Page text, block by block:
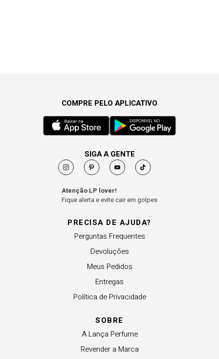
PRECISA DE AJUDA?
Perguntas Frequentes
Devoluções
Meus Pedidos
Entregas
Política de Privacidade
SOBRE
A Lança Perfume
Revender a Marca
COMPRE PELO APLICATIVO
SIGA A GENTE
Atenção LP lover!
Fique alerta e evite cair em golpes